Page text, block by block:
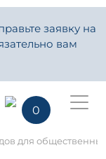
заявку на
вам
0
для